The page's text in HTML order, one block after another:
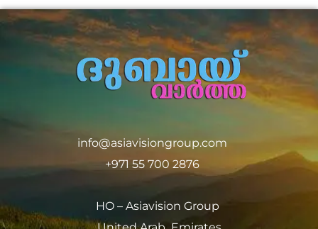
info@asiavisiongroup.com
+971 55 700 2876
HO – Asiavision Group